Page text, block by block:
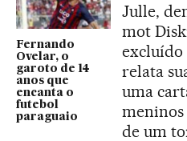
Fernando
Ovelar, o
garoto de 14
anos que
encanta o
futebol
paraguaio
Julle,
mot
excluído
relata
uma
de um